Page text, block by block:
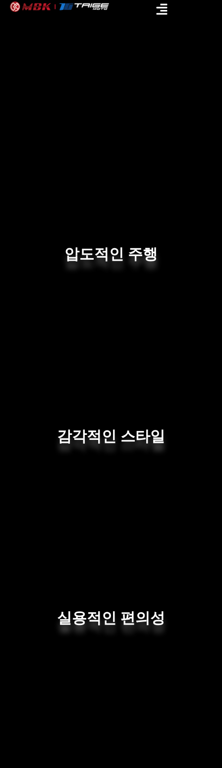
압도적인 주행
감각적인 스타일
실용적인 편의성